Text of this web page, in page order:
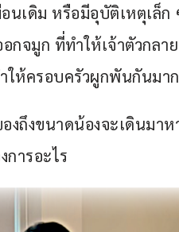
นเดิม หรือมีอุบัติเหตุเล็
กจมูก ที่ทำให้เจ้าตัวกล
ให้ครอบครัวผูกพันกันมา
งถึงขนาดน้องจะเดินมา
การอะไร